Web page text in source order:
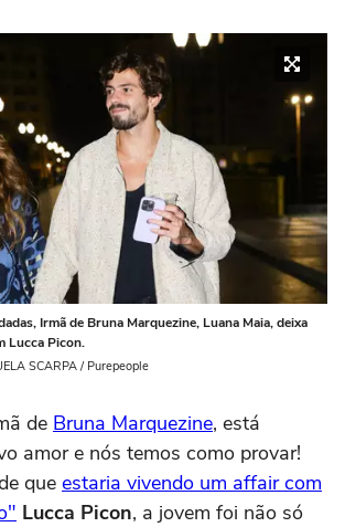
Irmã de Bruna Marquezine, Luana Maia, deixa
Lucca Picon.
SCARPA / Purepeople
de Bruna Marquezine, está
amor e nós temos como provar!
que estaria vivendo um affair com
Lucca Picon, a jovem foi não só